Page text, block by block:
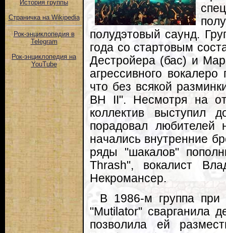
История группы
Страничка на Wikipedia
Рок-энциклопедия в
Telegram
Рок-энциклопедия на
YouTube
полудэтовый саунд.
года со стартовым
Дестройера (бас) и
агрессивного
что без всякой
BH II". Несмотря на
коллектив
порадовал любителей
начались внутренние
ряды "шакалов"
Thrash", вокалист
Некромансер.
В 1986-м группа при
"Mutilator" сварганила
позволила ей